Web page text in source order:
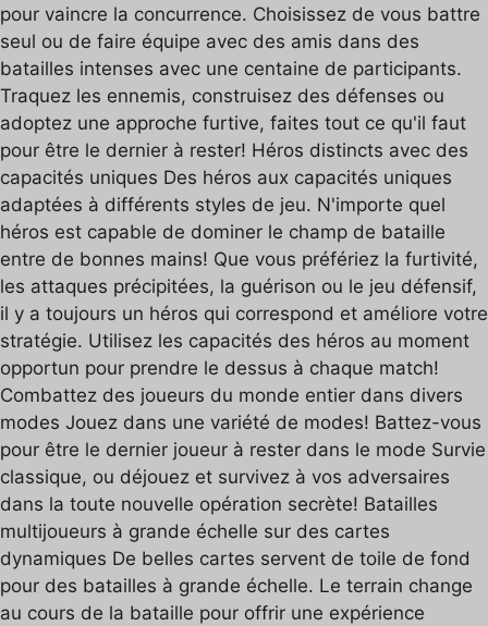
pour vaincre la concurrence. Choisissez de vous battre
seul ou de faire équipe avec des amis dans des
batailles intenses avec une centaine de participants.
Traquez les ennemis, construisez des défenses ou
adoptez une approche furtive, faites tout ce qu'il faut
pour être le dernier à rester! Héros distincts avec des
capacités uniques Des héros aux capacités uniques
adaptées à différents styles de jeu. N'importe quel
héros est capable de dominer le champ de bataille
entre de bonnes mains! Que vous préfériez la furtivité,
les attaques précipitées, la guérison ou le jeu défensif,
il y a toujours un héros qui correspond et améliore votre
stratégie. Utilisez les capacités des héros au moment
opportun pour prendre le dessus à chaque match!
Combattez des joueurs du monde entier dans divers
modes Jouez dans une variété de modes! Battez-vous
pour être le dernier joueur à rester dans le mode Survie
classique, ou déjouez et survivez à vos adversaires
dans la toute nouvelle opération secrète! Batailles
multijoueurs à grande échelle sur des cartes
dynamiques De belles cartes servent de toile de fond
pour des batailles à grande échelle. Le terrain change
au cours de la bataille pour offrir une expérience